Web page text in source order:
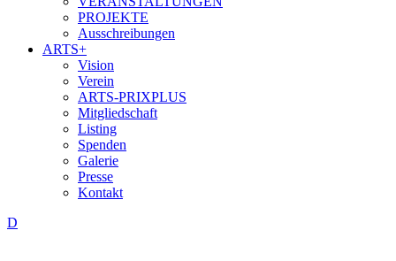
PROJEKTE
Ausschreibungen
ARTS+
Vision
Verein
ARTS-PRIXPLUS
Mitgliedschaft
Listing
Spenden
Galerie
Presse
Kontakt
D